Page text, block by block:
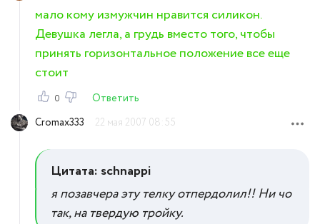
мало кому измужчин нравится силикон.
Девушка легла, а грудь вместо того, чтобы
принять горизонтальное положение все еще
стоит
0
Ответить
Cromax333
22 мая 2007 08:55
Цитата: schnappi
я позавчера эту телку отпердолил!! Ни чо
так, на твердую тройку.